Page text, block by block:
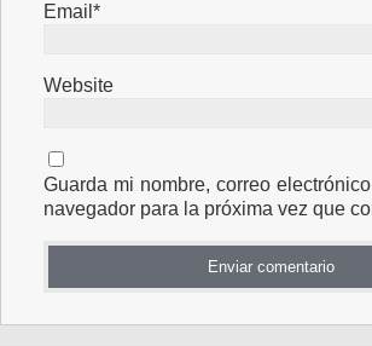
Email*
Website
Guarda mi nombre, correo
navegador para la próxima vez que